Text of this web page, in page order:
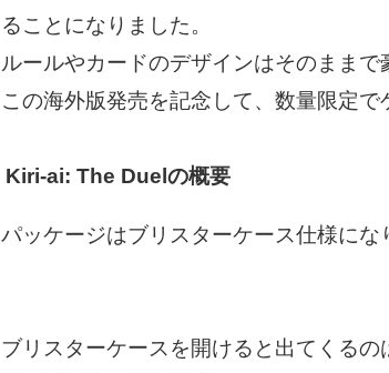
ることになりました。
ルールやカードのデザインはそのまま
この海外版発売を記念して、数量限定
Kiri-ai: The Duelの概要
パッケージはブリスターケース仕様に
ブリスターケースを開けると出てくる